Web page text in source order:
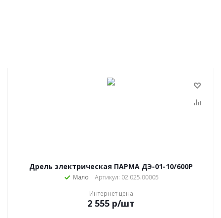
Дрель электрическая ПАРМА ДЭ-01-10/600P
Мало
Артикул: 02.025.00005
Интернет цена
2 555 р/шт